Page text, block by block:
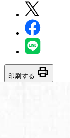
印刷する print